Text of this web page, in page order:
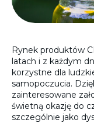
Rynek produktów
latach i z każdym
korzystne dla
samopoczucia.
zainteresowane
świetną okazję do
szczególnie jako